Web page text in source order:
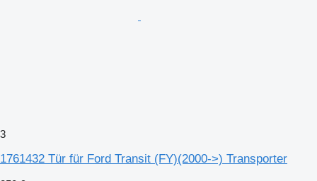
3
1761432 Tür für Ford Transit (FY)(2000->) Transporter